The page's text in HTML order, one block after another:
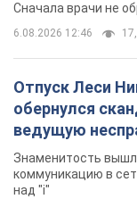
Сначала врачи не
6.08.2026 12:46
Отпуск Леси
обернулся
ведущую
Знаменитость
коммуникацию в
над "i"